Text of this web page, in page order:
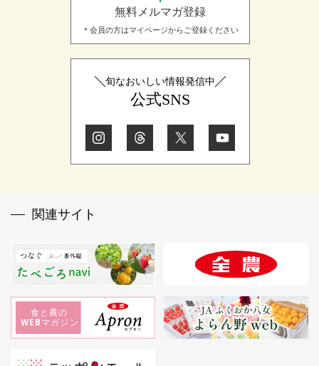
無料メルマガ登録
＊会員の方はマイページからご登録ください
旬なおいしい情報発信中
公式SNS
関連サイト